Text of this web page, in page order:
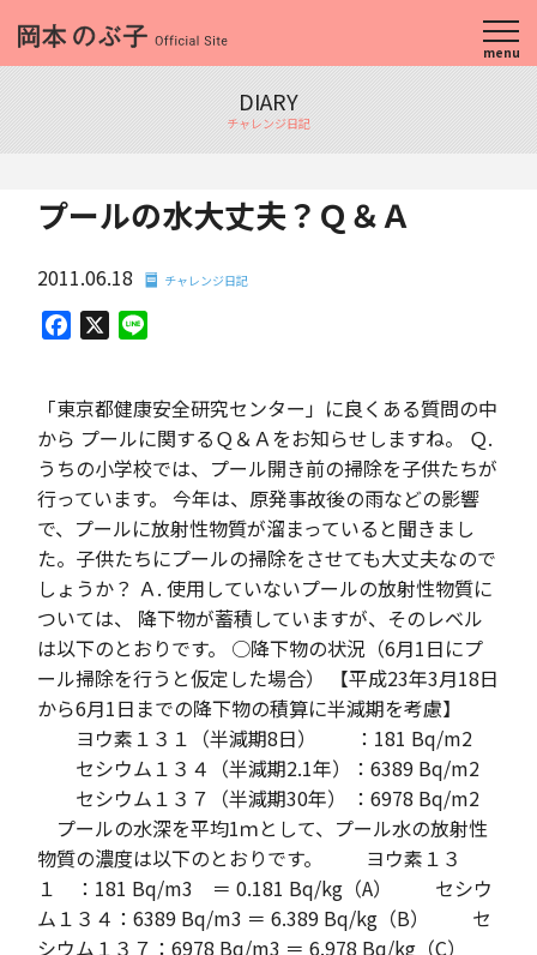
menu
DIARY
チャレンジ日記
プールの水大丈夫？Ｑ＆Ａ
2011.06.18 チャレンジ日記
Facebook
「東京都健康安全研究センター」に良くある質問の中
から プールに関するＱ＆Ａをお知らせしますね。 Ｑ.
うちの小学校では、プール開き前の掃除を子供たちが
行っています。 今年は、原発事故後の雨などの影響
で、プールに放射性物質が溜まっていると聞きまし
た。子供たちにプールの掃除をさせても大丈夫なので
しょうか？ Ａ. 使用していないプールの放射性物質に
ついては、 降下物が蓄積していますが、そのレベル
は以下のとおりです。 ○降下物の状況（6月1日にプ
ール掃除を行うと仮定した場合） 【平成23年3月18日
から6月1日までの降下物の積算に半減期を考慮】
ヨウ素１３１（半減期8日） ：181 Bq/m2
セシウム１３４（半減期2.1年）：6389 Bq/m2
セシウム１３７（半減期30年） ：6978 Bq/m2
プールの水深を平均1ｍとして、プール水の放射性
物質の濃度は以下のとおりです。 ヨウ素１３
１ ：181 Bq/m3 ＝ 0.181 Bq/kg（A） セシウ
ム１３４：6389 Bq/m3 ＝ 6.389 Bq/kg（B） セ
シウム１３７：6978 Bq/m3 ＝ 6.978 Bq/kg（C）